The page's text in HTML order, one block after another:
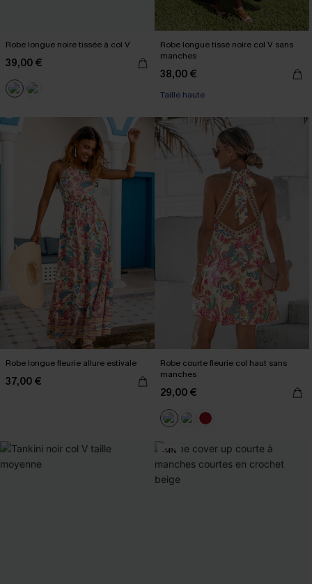
Robe longue noire tissée à col V
39,00 €
Robe longue tissé noire col V sans
manches
38,00 €
Taille haute
Robe longue fleurie allure estivale
37,00 €
Robe courte fleurie col haut sans
manches
29,00 €
-14%